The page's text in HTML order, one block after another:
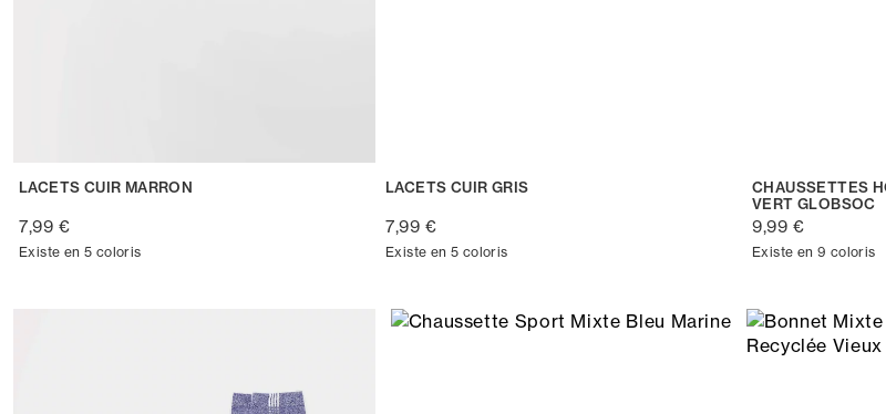
LACETS CUIR MARRON
7,99 €
Existe en 5 coloris
LACETS CUIR GRIS
7,99 €
Existe en 5 coloris
CHAUSSETTES
VERT GLOBSOC
9,99 €
Existe en 9 coloris